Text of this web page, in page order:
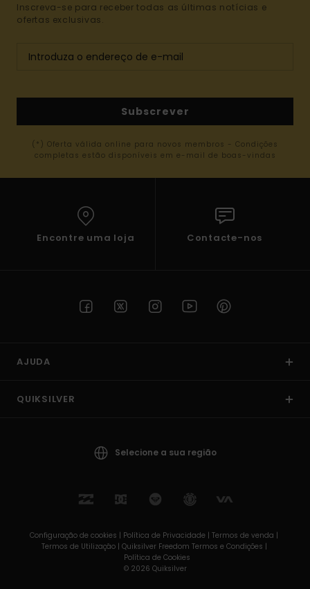
Inscreva-se para receber todas as últimas notícias e
ofertas exclusivas.
Subscrever
(*) Oferta válida online para novos membros - Condições
completas estão disponíveis em e-mail de boas-vindas
Encontre uma loja Contacte-nos
AJUDA
QUIKSILVER
Selecione a sua região
Configuração de cookies | Política de Privacidade | Termos de venda |
Termos de Utilizaçâo | Quiksilver Freedom Termos e Condições |
Política de Cookies
© 2026 Quiksilver